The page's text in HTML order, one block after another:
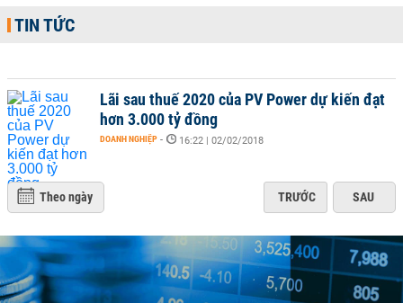
TIN TỨC
Lãi sau thuế 2020 của PV Power dự kiến đạt
hơn 3.000 tỷ đồng
DOANH NGHIỆP - 16:22 | 02/02/2018
Theo ngày TRƯỚC SAU